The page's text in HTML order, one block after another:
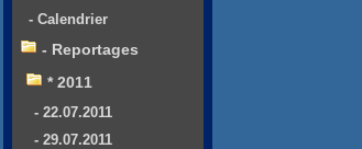
- Calendrier
- Reportages
* 2011
- 22.07.2011
- 29.07.2011